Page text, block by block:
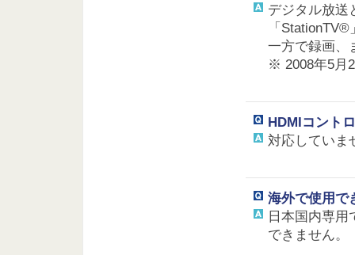
デジタル放送
「
一方で録画、
※ 2008年5月
HDMIコント
対応していま
海外で使用で
日本国内専
できません。